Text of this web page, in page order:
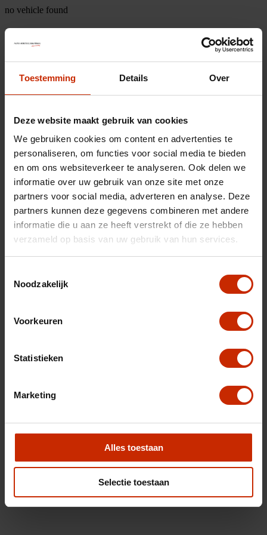
Toestemming Details Over
Deze website maakt gebruik van cookies
We gebruiken cookies om content en advertenties te
personaliseren, om functies voor social media te bieden
en om ons websiteverkeer te analyseren. Ook delen we
informatie over uw gebruik van onze site met onze
partners voor social media, adverteren en analyse. Deze
partners kunnen deze gegevens combineren met andere
informatie die u aan ze heeft verstrekt of die ze hebben
verzameld op basis van uw gebruik van hun services.
Noodzakelijk
Voorkeuren
Statistieken
Marketing
Alles toestaan
Selectie toestaan
no vehicle found